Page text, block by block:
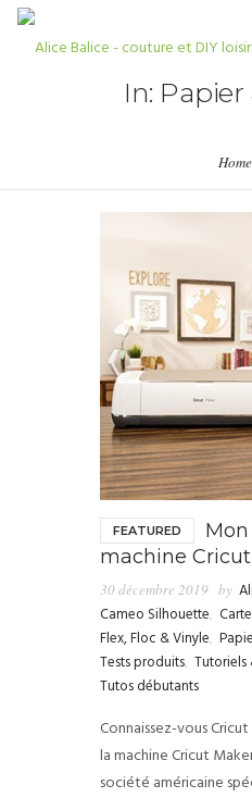
HOME
KITS & COUPONS
PARTENARIATS & PRESSE
In: Papier
Home
FEATURED
machine
30 décembre 2019 by
Cameo Silhouette,
Flex, Floc & Vinyle,
Tests produits, Tutoriels
Tutos débutants
Connaissez-vous
la machine Cricut
société américaine